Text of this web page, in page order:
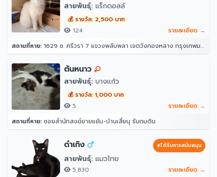
สายพันธุ์: แร็กดอลล์
💰 รางวัล: 2,500 บาท
124
รายละเอียด →
สถานที่หาย: 1629 ซ. ศรีวรา 7 แขวงพลับพลา เขตวังทองหลาง กรุงเทพมหานคร 10312
ต้นหนาว
สายพันธุ์: บางแก้ว
💰 รางวัล: 1,000 บาท
5
รายละเอียด →
สถานที่หาย: ซอยสำนักสงฆ์ยายแย้ม-บ้านเสี่ยนุ รับถมดิน
ดำเกิง ได้รับการสนับสนุน
สายพันธุ์: แมวไทย
5,830 รายละเอียด →